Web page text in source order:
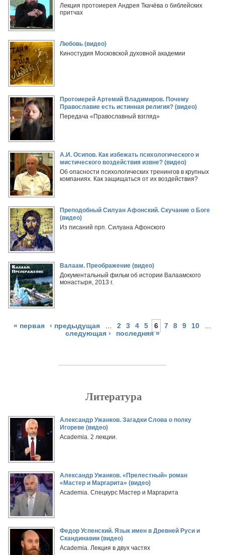
Лекция протоиерея Андрея Ткачёва о библейских
притчах
Любовь (видео)
Киностудия Московской духовной академии
Протоиерей Артемий Владимиров. Почему
Православие есть истинная религия? (видео)
Передача «Православный взгляд»
А.И. Осипов. Как избежать психологического и
мистического воздействия извне? (видео)
Об опасности психологических тренингов в крупных
компаниях. Как защищаться от их воздействия?
Преподобный Силуан Афонский. Скучание о Боге
(видео)
Из писаний прп. Силуана Афонского
Валаам. Преображение (видео)
Документальный фильм об истории Валаамского
монастыря, 2013 г.
« первая ‹ предыдущая … 2 3 4 5 6 7 8 9 10
…
следующая ›
последняя »
Литература
Александр Ужанков. Загадки Слова о полку
Игореве (видео)
Academia. 2 лекции.
Александр Ужанков. «Прелестный» роман
«Мастер и Маргарита» (видео)
Academia. Спецкурс Мастер и Маргарита
Федор Успенский. Язык имен в Древней Руси и
Скандинавии (видео)
Academia. Лекция в двух частях
Страницы